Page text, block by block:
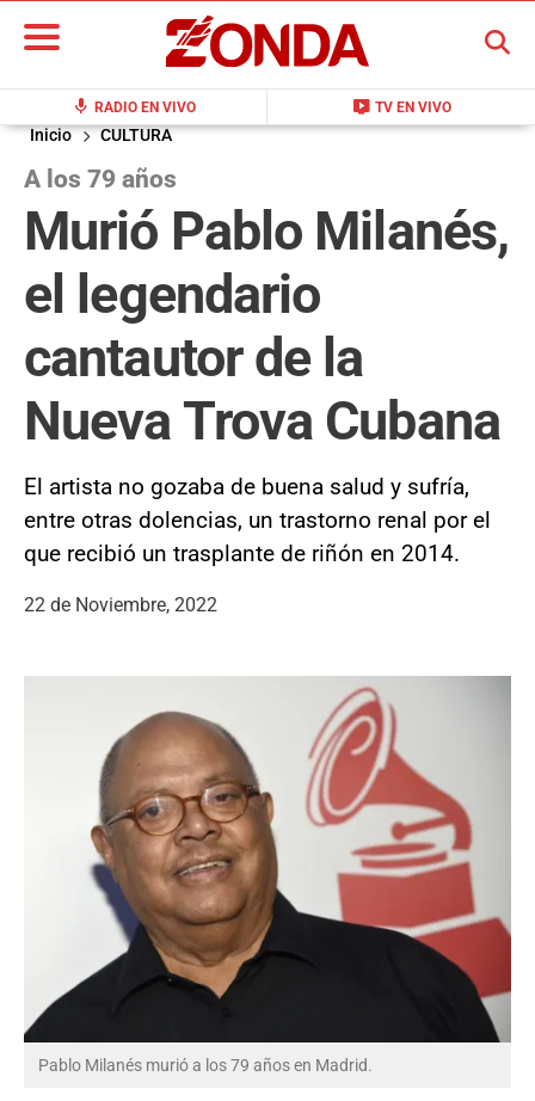
mic RADIO EN VIVO live_tv TV EN VIVO
BUSCAR
Inicio CULTURA
A los 79 años
Murió Pablo Milanés,
el legendario
cantautor de la
Nueva Trova Cubana
El artista no gozaba de buena salud y sufría,
entre otras dolencias, un trastorno renal por el
que recibió un trasplante de riñón en 2014.
22 de Noviembre, 2022
Pablo Milanés murió a los 79 años en Madrid.